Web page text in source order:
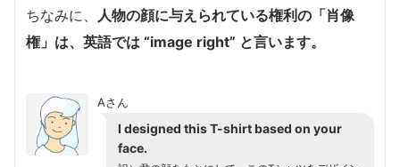
ちなみに、
人物の顔に与えられている権利の「肖像
権」は、英語では “image right” と言います。
Aさん
I designed this T-shirt based on your
face.